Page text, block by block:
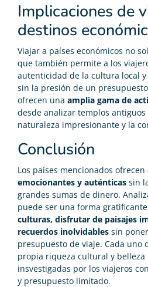
Implicaciones de
destinos
Viajar a países económicos no
que también permite a los
autenticidad de la cultura local
sin la presión de un
ofrecen una amplia gama de
desde analizar templos
naturaleza impresionante y la
Conclusión
Los países mencionados ofrecen
emocionantes y auténticas sin
grandes sumas de dinero.
puede ser una forma
culturas, disfrutar de paisajes
recuerdos inolvidables sin
presupuesto de viaje. Cada uno
propia riqueza cultural y
insvestigadas por los viajeros
y presupuesto limitado.